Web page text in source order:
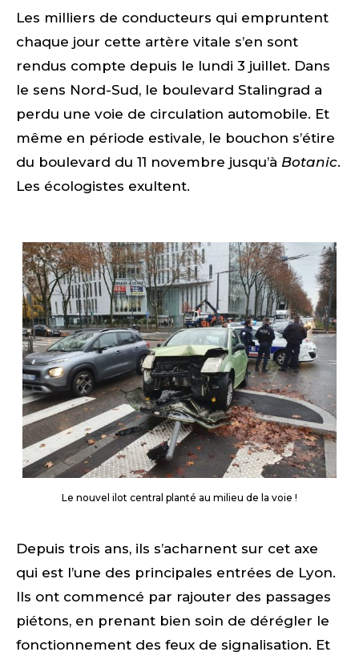
Les milliers de conducteurs qui empruntent
chaque jour cette artère vitale s’en sont
rendus compte depuis le lundi 3 juillet. Dans
le sens Nord-Sud, le boulevard Stalingrad a
perdu une voie de circulation automobile. Et
même en période estivale, le bouchon s’étire
du boulevard du 11 novembre jusqu’à Botanic.
Les écologistes exultent.
Le nouvel ilot central planté au milieu de la voie !
Depuis trois ans, ils s’acharnent sur cet axe
qui est l’une des principales entrées de Lyon.
Ils ont commencé par rajouter des passages
piétons, en prenant bien soin de dérégler le
fonctionnement des feux de signalisation. Et